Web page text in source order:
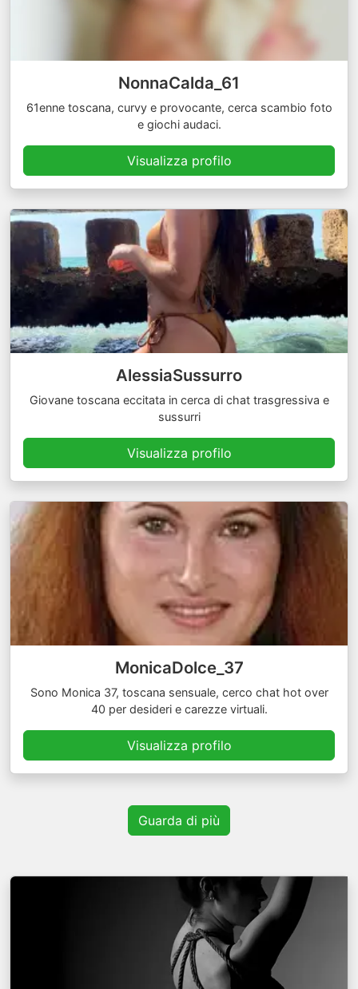
NonnaCalda_61
61enne toscana, curvy e provocante, cerca scambio foto
e giochi audaci.
Visualizza profilo
AlessiaSussurro
Giovane toscana eccitata in cerca di chat trasgressiva e
sussurri
Visualizza profilo
MonicaDolce_37
Sono Monica 37, toscana sensuale, cerco chat hot over
40 per desideri e carezze virtuali.
Visualizza profilo
Guarda di più